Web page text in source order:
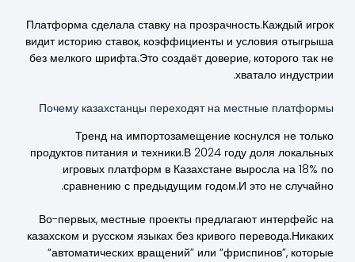
Платформа сделала ставку на прозрачность.Каждый игрок
видит историю ставок, коэффициенты и условия отыгрыша
без мелкого шрифта.Это создаёт доверие, которого так не
хватало индустрии.
Почему казахстанцы переходят на местные платформы
Тренд на импортозамещение коснулся не только
продуктов питания и техники.В 2024 году доля локальных
игровых платформ в Казахстане выросла на 18% по
сравнению с предыдущим годом.И это не случайно.
Во-первых, местные проекты предлагают интерфейс на
казахском и русском языках без кривого перевода.Никаких
“автоматических вращений” или “фриспинов”, которые